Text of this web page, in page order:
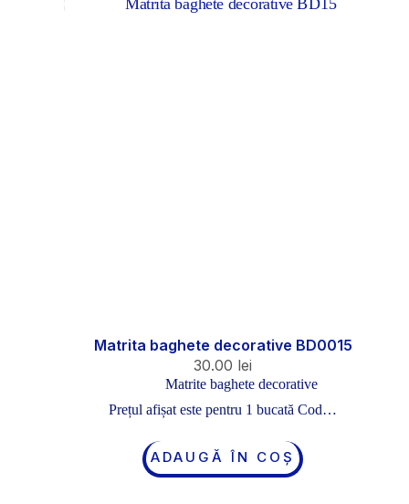
Matrita baghete decorative BD0015
30.00 lei
Matrite baghete decorative
Prețul afișat este pentru 1 bucată Cod…
ADAUGĂ ÎN COȘ